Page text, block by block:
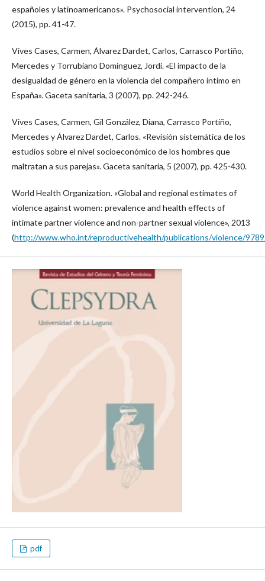
españoles y latinoamericanos». Psychosocial intervention, 24
(2015), pp. 41-47.
Vives Cases, Carmen, Álvarez Dardet, Carlos, Carrasco Portiño,
Mercedes y Torrubiano Domínguez, Jordi. «El impacto de la
desigualdad de género en la violencia del compañero íntimo en
España». Gaceta sanitaria, 3 (2007), pp. 242-246.
Vives Cases, Carmen, Gil González, Diana, Carrasco Portiño,
Mercedes y Álvarez Dardet, Carlos. «Revisión sistemática de los
estudios sobre el nivel socioeconómico de los hombres que
maltratan a sus parejas». Gaceta sanitaria, 5 (2007), pp. 425-430.
World Health Organization. «Global and regional estimates of
violence against women: prevalence and health effects of
intimate partner violence and non-partner sexual violence», 2013
(http://www.who.int/reproductivehealth/publications/violence/
pdf